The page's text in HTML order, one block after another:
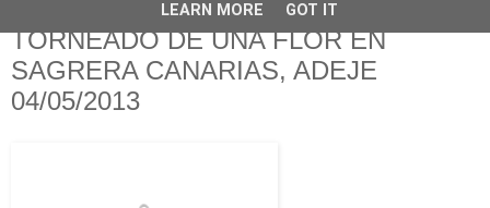
domingo, 5 de mayo de 2013
TORNEADO DE UNA FLOR EN
SAGRERA CANARIAS, ADEJE
04/05/2013
LEARN MORE GOT IT